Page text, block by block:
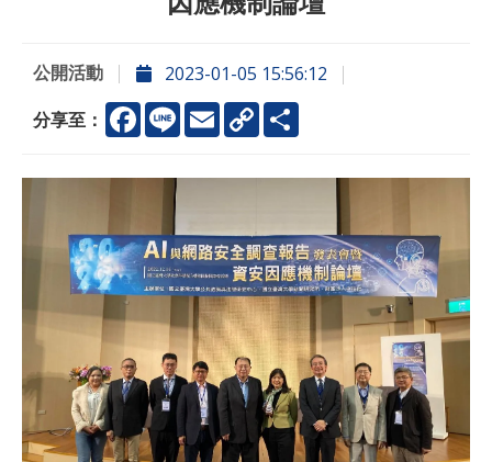
公開活動
2023-01-05 15:56:12
分享至：
Facebook
Line EmailCopy
Link